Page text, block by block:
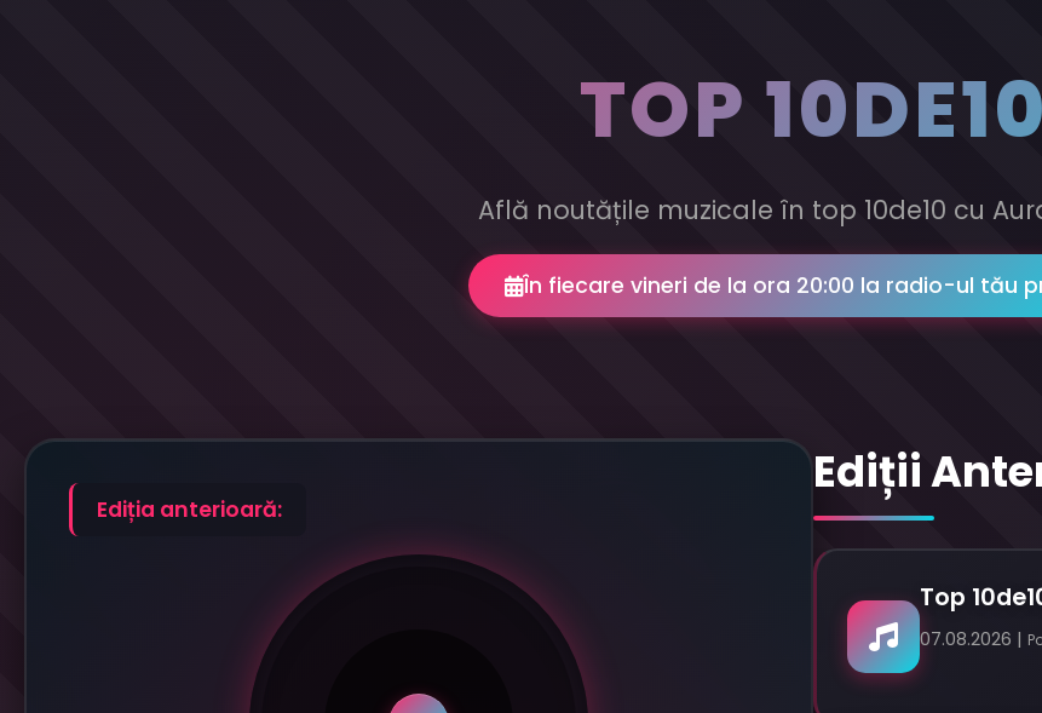
TOP 10DE10
Află noutățile muzicale în top 10de10 cu
În fiecare vineri de la ora 20:00 la radio-ul tău
Ediția anterioară:
Ediții
Top
07.08.2026 |